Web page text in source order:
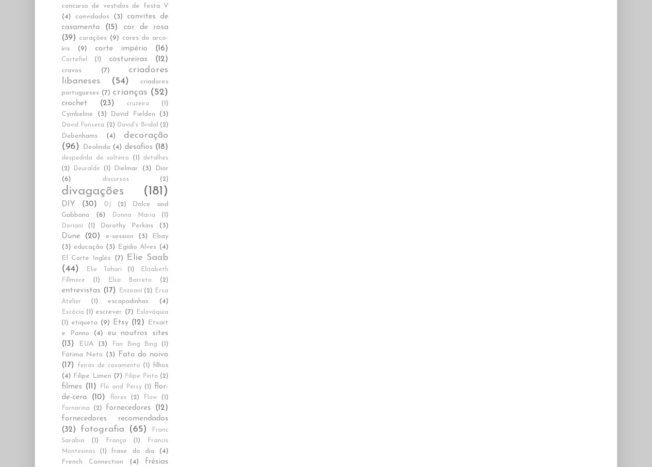
concurso de vestidos de festa V
(4)
convidados (3)
convites de
casamento
(15)
cor de rosa
(39) corações (9) cores do arco-
íris
(9) corte império (16)
Cortefiel (1) costureiras (12)
cravos (7)
criadores
libaneses
(54)
criadores
portugueses (7) crianças (52)
crochet (23) cruzeiro (1)
Cymbeline (3) David Fielden (3)
David Fonseca (2) David's Bridal (2)
Debenhams (4)
decoração
(96)
Deolinda (4) desafios (18)
despedida de solteiro (1)
detalhes
(2)
Deuralde (1) Dielmar (3)
Dior
(6)
discursos (2)
divagações (181)
DIY (30) DJ (2)
Dolce and
Gabbana
(6) Donna Maria
(1)
Doriani
(1) Dorothy Perkins (3)
Dune (20) e-session (3)
Ebay
(3) educação (3) Egídio Alves (4)
El Corte Inglés (7)
Elie Saab
(44)
Elie Tahari (1)
Elizabeth
Fillmore
(1) Elsa Barreto (2)
entrevistas (17) Enzoani (2)
Ersa
Atelier
(1) escapadinhas (4)
Escócia (1) escrever (7)
Eslováquia
(1)
etiqueta (9) Etsy (12)
Etxart
e Panno
(4)
eu noutros sites
(13)
EUA (3) Fan Bing Bing (1)
Fátima Neto (3)
Fato do noivo
(17)
feiras de casamento (1)
filhos
(4) Filipe Limen (7) Filipe Pinto (2)
filmes (11) Flo and Percy (1)
flor-
de-cera
(10) flores (2) Flow
(1)
Fornarina
(2) fornecedores
(12)
fornecedores recomendados
(32)
fotografia (65)
Franc
Sarabia
(1) França (1)
Francis
Montesinos
(1) frase do dia
(4)
French Connection
(4) frésias